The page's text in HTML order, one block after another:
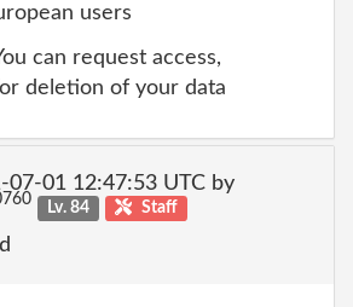
users
can request access,
deletion of your data
07-01 12:47:53 UTC by
Lv. 84 Staff